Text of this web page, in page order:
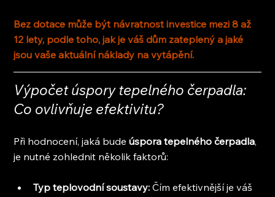
Bez dotace může být návratnost investice mezi 8 až
12 lety, podle toho, jak je váš dům zateplený a jaké
jsou vaše aktuální náklady na vytápění.
Výpočet úspory tepelného čerpadla:
Co ovlivňuje efektivitu?
Při hodnocení, jaká bude úspora tepelného čerpadla,
je nutné zohlednit několik faktorů:
Typ teplovodní soustavy: Čím efektivnější je váš